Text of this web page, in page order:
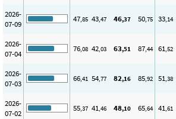
2026-
07-09
47,85 43,47 46,37 50,75 33,14
2026-
07-04
76,08 42,03 63,51 87,44 61,52
2026-
07-03
66,41 54,77 82,16 85,92 51,38
2026-
07-02
55,37 41,46 48,10 65,64 41,61